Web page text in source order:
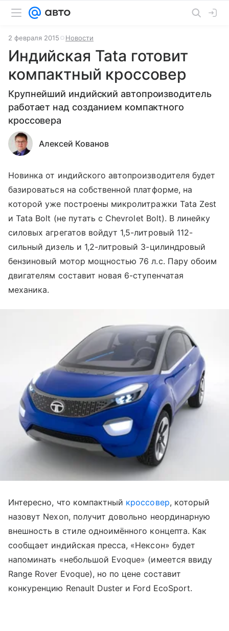
2 февраля 2015 Новости
Индийская Tata готовит
компактный кроссовер
Крупнейший индийский автопроизводитель
работает над созданием компактного
кроссовера
Алексей Кованов
Новинка от индийского автопроизводителя будет
базироваться на собственной платформе, на
которой уже построены микролитражки Tata Zest
и Tata Bolt (не путать с Chevrolet Bolt). В линейку
силовых агрегатов войдут 1,5-литровый 112-
сильный дизель и 1,2-литровый 3-цилиндровый
бензиновый мотор мощностью 76 л.с. Пару обоим
двигателям составит новая 6-ступенчатая
механика.
Интересно, что компактный кроссовер, который
назовут Nexon, получит довольно неординарную
внешность в стиле одноимённого концепта. Как
сообщает индийская пресса, «Нексон» будет
напоминать «небольшой Evoque» (имеется ввиду
Range Rover Evoque), но по цене составит
конкуренцию Renault Duster и Ford EcoSport.